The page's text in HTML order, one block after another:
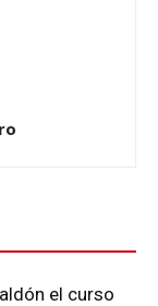
el curso